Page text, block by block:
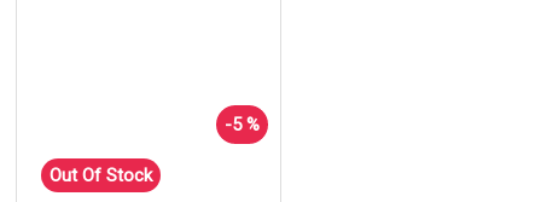
-5 %
Out Of Stock